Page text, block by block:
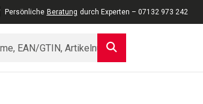
Persönliche Beratung durch Experten – 07132 973 242